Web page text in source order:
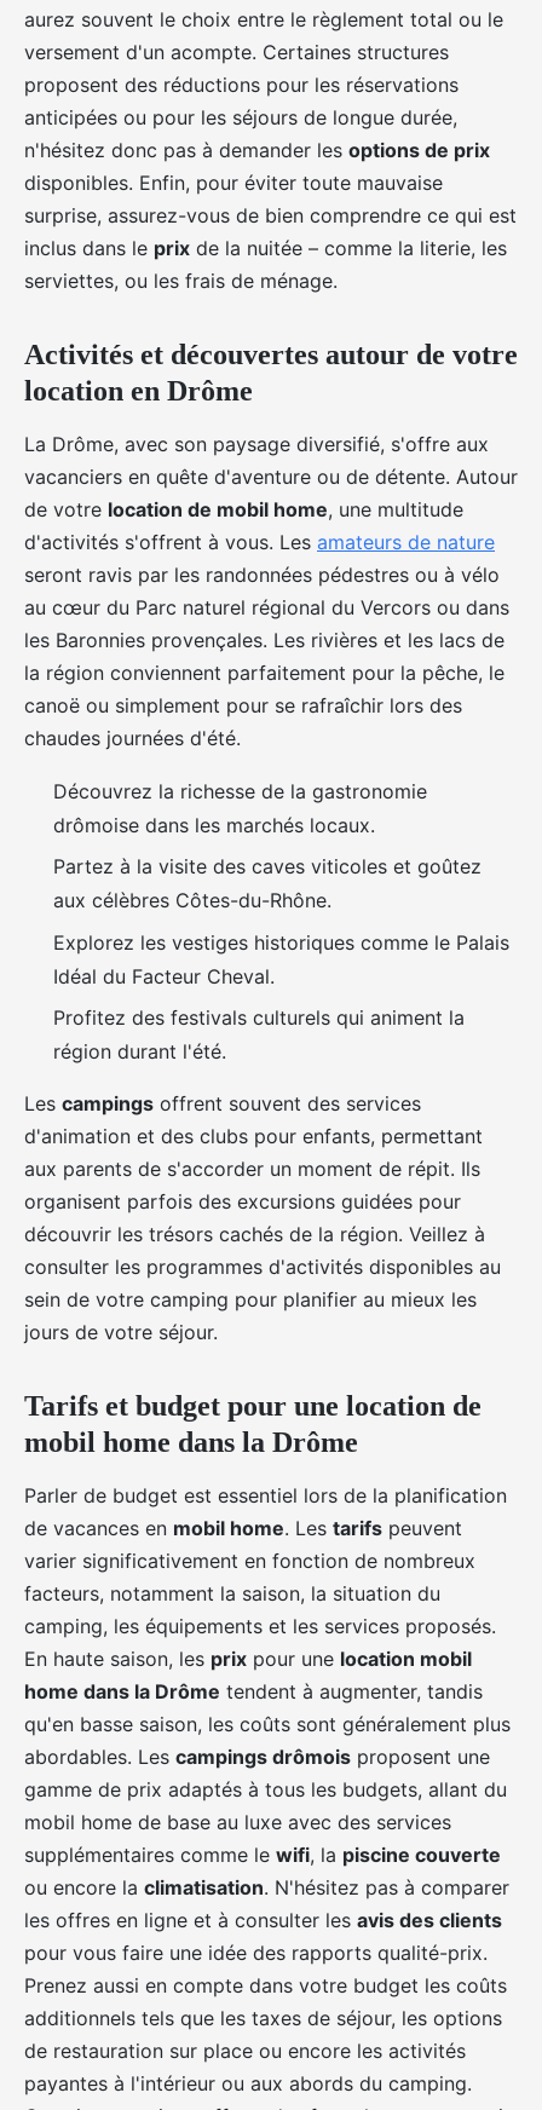
aurez souvent le choix entre le règlement total ou le
versement d'un acompte. Certaines structures
proposent des réductions pour les réservations
anticipées ou pour les séjours de longue durée,
n'hésitez donc pas à demander les options de prix
disponibles. Enfin, pour éviter toute mauvaise
surprise, assurez-vous de bien comprendre ce qui est
inclus dans le prix de la nuitée – comme la literie, les
serviettes, ou les frais de ménage.
Activités et découvertes autour de votre
location en Drôme
La Drôme, avec son paysage diversifié, s'offre aux
vacanciers en quête d'aventure ou de détente. Autour
de votre location de mobil home, une multitude
d'activités s'offrent à vous. Les amateurs de nature
seront ravis par les randonnées pédestres ou à vélo
au cœur du Parc naturel régional du Vercors ou dans
les Baronnies provençales. Les rivières et les lacs de
la région conviennent parfaitement pour la pêche, le
canoë ou simplement pour se rafraîchir lors des
chaudes journées d'été.
Découvrez la richesse de la gastronomie
drômoise dans les marchés locaux.
Partez à la visite des caves viticoles et goûtez
aux célèbres Côtes-du-Rhône.
Explorez les vestiges historiques comme le Palais
Idéal du Facteur Cheval.
Profitez des festivals culturels qui animent la
région durant l'été.
Les campings offrent souvent des services
d'animation et des clubs pour enfants, permettant
aux parents de s'accorder un moment de répit. Ils
organisent parfois des excursions guidées pour
découvrir les trésors cachés de la région. Veillez à
consulter les programmes d'activités disponibles au
sein de votre camping pour planifier au mieux les
jours de votre séjour.
Tarifs et budget pour une location de
mobil home dans la Drôme
Parler de budget est essentiel lors de la planification
de vacances en mobil home. Les tarifs peuvent
varier significativement en fonction de nombreux
facteurs, notamment la saison, la situation du
camping, les équipements et les services proposés.
En haute saison, les prix pour une location mobil
home dans la Drôme tendent à augmenter, tandis
qu'en basse saison, les coûts sont généralement plus
abordables. Les campings drômois proposent une
gamme de prix adaptés à tous les budgets, allant du
mobil home de base au luxe avec des services
supplémentaires comme le wifi, la piscine couverte
ou encore la climatisation. N'hésitez pas à comparer
les offres en ligne et à consulter les avis des clients
pour vous faire une idée des rapports qualité-prix.
Prenez aussi en compte dans votre budget les coûts
additionnels tels que les taxes de séjour, les options
de restauration sur place ou encore les activités
payantes à l'intérieur ou aux abords du camping.